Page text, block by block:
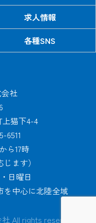
求人情報
各種SNS
社
猫下4-4
6511
ら17時
ます）
日曜日
を中心に北陸全域
All rights reserved.